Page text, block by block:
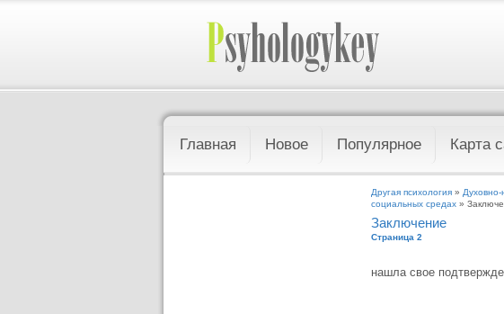
Главная Новое Популярное Карта
Другая психология »
социальных средах »
Заключение
Страница 2
нашла свое